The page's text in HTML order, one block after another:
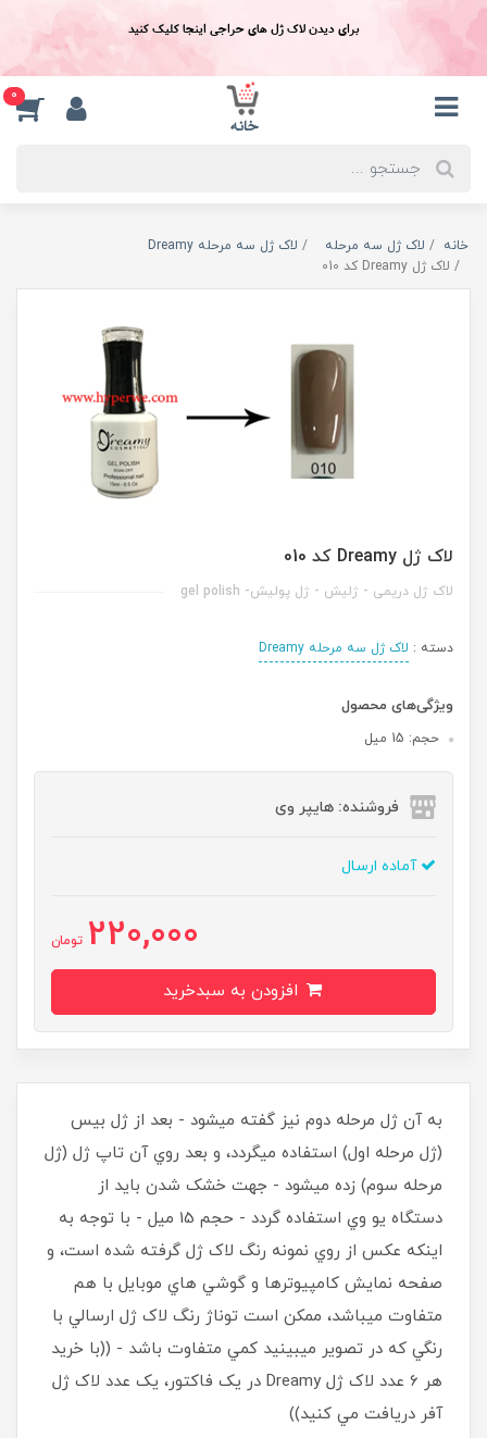
برای دیدن لاک ژل های حراجی اینجا کلیک کنید
0
خانه لاک ژل سه مرحله
لاک ژل سه مرحله Dreamy
لاک ژل Dreamy کد 010
لاک ژل Dreamy کد 010
لاک ژل دریمی - ژلیش - ژل پولیش- gel polish
دسته : لاک ژل سه مرحله Dreamy
ویژگی‌های محصول
حجم: 15 میل
فروشنده: هایپر وی
آماده ارسال
220,000 تومان
به آن ژل مرحله دوم نيز گفته ميشود - بعد از ژل بيس
(ژل مرحله اول) استفاده ميگردد، و بعد روي آن تاپ ژل (ژل
مرحله سوم) زده ميشود - جهت خشک شدن بايد از
دستگاه يو وي استفاده گردد - حجم 15 ميل - با توجه به
اينکه عکس از روي نمونه رنگ لاک ژل گرفته شده است، و
صفحه نمايش کامپيوترها و گوشي هاي موبايل با هم
متفاوت ميباشد، ممکن است توناژ رنگ لاک ژل ارسالي با
رنگي که در تصوير ميبينيد کمي متفاوت باشد - ((با خريد
هر 6 عدد لاک ژل Dreamy در يک فاکتور، يک عدد لاک ژل
آفر دريافت مي کنيد))